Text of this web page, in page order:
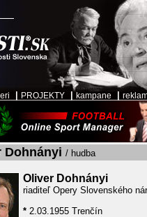
PROJEKTY kampane
Dohnányi / hudba
Oliver Dohnányi
riaditeľ Opery Slovenského
* 2.03.1955 Trenčín